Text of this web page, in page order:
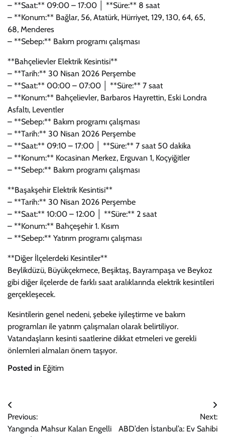
– **Saat:** 09:00 – 17:00 │ **Süre:** 8 saat
– **Konum:** Bağlar, 56, Atatürk, Hürriyet, 129, 130, 64, 65,
68, Menderes
– **Sebep:** Bakım programı çalışması
**Bahçelievler Elektrik Kesintisi**
– **Tarih:** 30 Nisan 2026 Perşembe
– **Saat:** 00:00 – 07:00 │ **Süre:** 7 saat
– **Konum:** Bahçelievler, Barbaros Hayrettin, Eski Londra
Asfaltı, Leventler
– **Sebep:** Bakım programı çalışması
– **Tarih:** 30 Nisan 2026 Perşembe
– **Saat:** 09:10 – 17:00 │ **Süre:** 7 saat 50 dakika
– **Konum:** Kocasinan Merkez, Erguvan 1, Koçyiğitler
– **Sebep:** Bakım programı çalışması
**Başakşehir Elektrik Kesintisi**
– **Tarih:** 30 Nisan 2026 Perşembe
– **Saat:** 10:00 – 12:00 │ **Süre:** 2 saat
– **Konum:** Bahçeşehir 1. Kısım
– **Sebep:** Yatırım programı çalışması
**Diğer İlçelerdeki Kesintiler**
Beylikdüzü, Büyükçekmece, Beşiktaş, Bayrampaşa ve Beykoz
gibi diğer ilçelerde de farklı saat aralıklarında elektrik kesintileri
gerçekleşecek.
Kesintilerin genel nedeni, şebeke iyileştirme ve bakım
programları ile yatırım çalışmaları olarak belirtiliyor.
Vatandaşların kesinti saatlerine dikkat etmeleri ve gerekli
önlemleri almaları önem taşıyor.
Posted in Eğitim
Yazı
gezinmesi
Previous:
Yangında Mahsur Kalan Engelli
Next:
ABD’den İstanbul’a: Ev Sahibi